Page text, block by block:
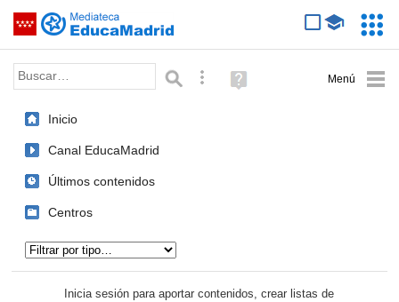
Saltar navegación
Palabra o frase: Búsqueda avanzada
Ayuda
(en
Inicio
Canal EducaMadrid
Últimos contenidos
Centros
Inicia sesión para aportar contenidos, crear listas de